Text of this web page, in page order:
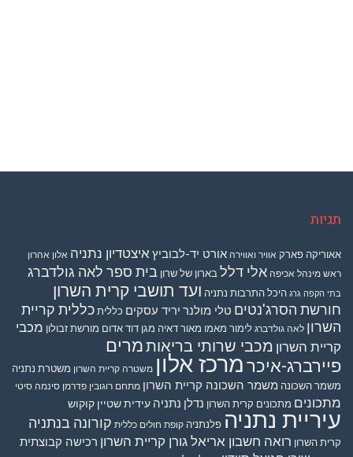
ראש מינהל אכיפה אלי דלל בארון של שרון בית ספר לאה גולדברג
בתי הקפה גרג היכל התרבות נתניה ועד תושבי קרית השרון
חורשת הסרג'נטיםטלי מולנריריד עסקים כללית כללית קריית
השרון לאה גולדברג לימור מאמו מאור דאיה מגן דוד אדום מורשת זבולון מכבי
קריית השרוןמכבי שרותי בריאותמרים
פיירברג-איכרמרכז אלון משטרה קריית השרון
משמר השכונה משמר השכונה קריית השרון מתחם רוגובין פדרמן סינמה סיטי
מתכונים מתכונים קרית השרון נדלןנתניהעידית שטיין קוקוש
עיריית נתניה פלנתניה קופת חולים כללית קורונה בנתניה
קרית השרון רואה חשבון אריאל גורן קריית השרוןרכישה קבוצתית
רפי ימין שירי חגואל סיידון שירלי קליין